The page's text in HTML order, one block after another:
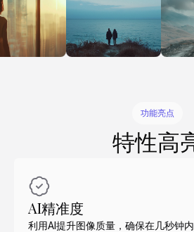
功能亮点
特性高
AI精准度
利用AI提升图像质量，确保在几秒钟内